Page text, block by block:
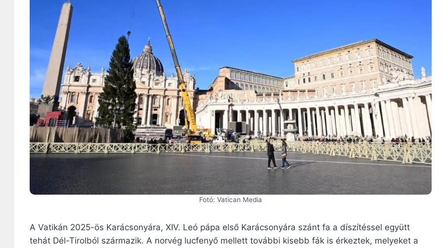
Fotó: Vatican Media
A Vatikán 2025-ös Karácsonyára, XIV. Leó pápa első Karácsonyára szánt fa a díszítéssel együtt
tehát Dél-Tirolból származik. A norvég lucfenyő mellett további kisebb fák is érkeztek, melyeket a